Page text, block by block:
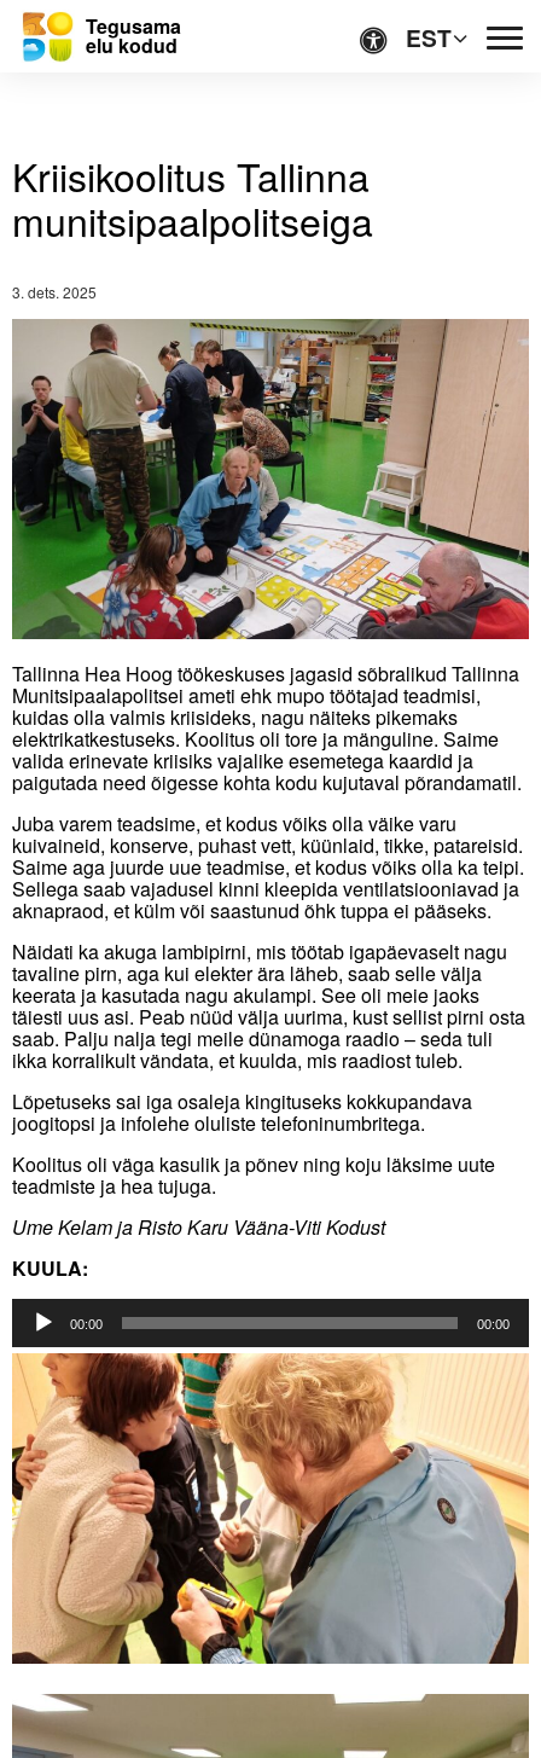
Tegusama
elu kodud EST
Ligipääsetavus
Avaleht
Kodud
TEENUSED
Kinnise lasteasutuse teenus
TULE TÖÖLE!
Uudised
Ettevõttest
Kontakt
ERF toetab
Kriisikoolitus Tallinna
munitsipaalpolitseiga
3. dets. 2025
Tallinna Hea Hoog töökeskuses jagasid sõbralikud Tallinna
Munitsipaalapolitsei ameti ehk mupo töötajad teadmisi,
kuidas olla valmis kriisideks, nagu näiteks pikemaks
elektrikatkestuseks. Koolitus oli tore ja mänguline. Saime
valida erinevate kriisiks vajalike esemetega kaardid ja
paigutada need õigesse kohta kodu kujutaval põrandamatil.
Juba varem teadsime, et kodus võiks olla väike varu
kuivaineid, konserve, puhast vett, küünlaid, tikke, patareisid.
Saime aga juurde uue teadmise, et kodus võiks olla ka teipi.
Sellega saab vajadusel kinni kleepida ventilatsiooniavad ja
aknapraod, et külm või saastunud õhk tuppa ei pääseks.
Näidati ka akuga lambipirni, mis töötab igapäevaselt nagu
tavaline pirn, aga kui elekter ära läheb, saab selle välja
keerata ja kasutada nagu akulampi. See oli meie jaoks
täiesti uus asi. Peab nüüd välja uurima, kust sellist pirni osta
saab. Palju nalja tegi meile dünamoga raadio – seda tuli
ikka korralikult vändata, et kuulda, mis raadiost tuleb.
Lõpetuseks sai iga osaleja kingituseks kokkupandava
joogitopsi ja infolehe oluliste telefoninumbritega.
Koolitus oli väga kasulik ja põnev ning koju läksime uute
teadmiste ja hea tujuga.
Ume Kelam ja Risto Karu Vääna-Viti Kodust
KUULA:
Audioesitaja
00:00 00:00